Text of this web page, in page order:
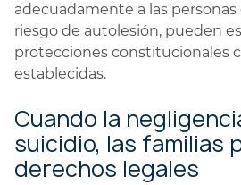
adecuadamente a las personas
riesgo de autolesión, pueden
protecciones constitucionales
establecidas.
Cuando la
suicidio, las familias
derechos legales